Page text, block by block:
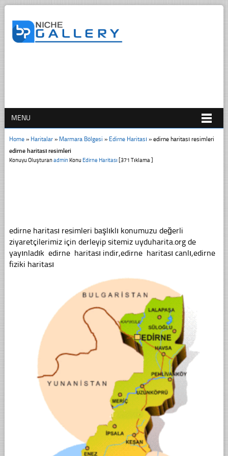
MENU
Home» Haritalar» Marmara Bölgesi » Edirne Haritası» edirne haritası resimleri
edirne haritası resimleri
Konuyu OluşturanadminKonu Edirne Haritası [371 Tıklama ]
edirne haritası resimleri başlıklı konumuzu değerli
ziyaretçilerimiz için derleyip sitemiz uyduharita.org de
yayınladık edirne haritası indir,edirne haritası canlı,edirne
fiziki haritası